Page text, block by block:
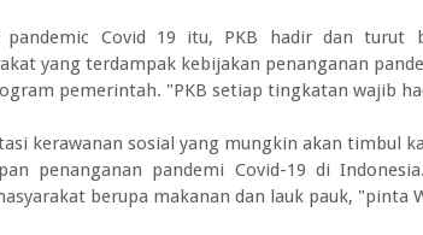
pandemic Covid 19 itu, PKB hadir dan turut
yang terdampak kebijakan penanganan
pemerintah. "PKB setiap tingkatan wajib
kerawanan sosial yang mungkin akan timbul
penanganan pandemi Covid-19 di
berupa makanan dan lauk pauk, "pinta